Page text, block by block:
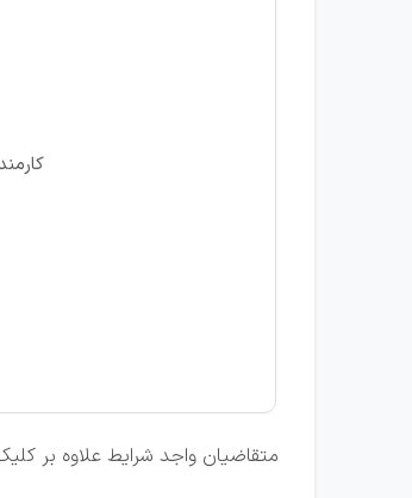
متقاضیان واجد شرایط علاوه بر